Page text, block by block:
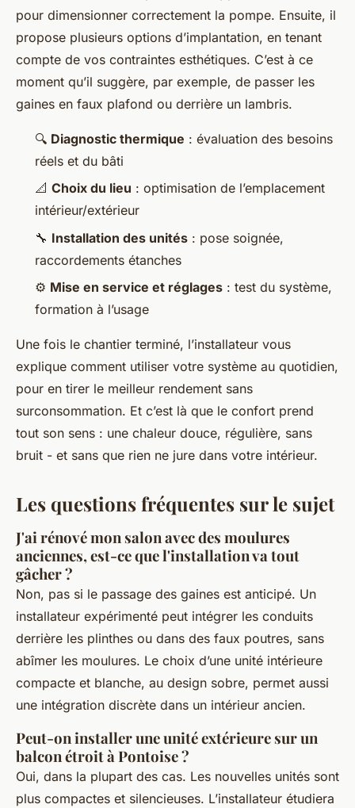
pour dimensionner correctement la pompe. Ensuite, il
propose plusieurs options d’implantation, en tenant
compte de vos contraintes esthétiques. C’est à ce
moment qu’il suggère, par exemple, de passer les
gaines en faux plafond ou derrière un lambris.
🔍 Diagnostic thermique : évaluation des besoins
réels et du bâti
📐 Choix du lieu : optimisation de l’emplacement
intérieur/extérieur
🔧 Installation des unités : pose soignée,
raccordements étanches
⚙️ Mise en service et réglages : test du système,
formation à l’usage
Une fois le chantier terminé, l’installateur vous
explique comment utiliser votre système au quotidien,
pour en tirer le meilleur rendement sans
surconsommation. Et c’est là que le confort prend
tout son sens : une chaleur douce, régulière, sans
bruit - et sans que rien ne jure dans votre intérieur.
Les questions fréquentes sur le sujet
J'ai rénové mon salon avec des moulures
anciennes, est-ce que l'installation va tout
gâcher ?
Non, pas si le passage des gaines est anticipé. Un
installateur expérimenté peut intégrer les conduits
derrière les plinthes ou dans des faux poutres, sans
abîmer les moulures. Le choix d’une unité intérieure
compacte et blanche, au design sobre, permet aussi
une intégration discrète dans un intérieur ancien.
Peut-on installer une unité extérieure sur un
balcon étroit à Pontoise ?
Oui, dans la plupart des cas. Les nouvelles unités sont
plus compactes et silencieuses. L’installateur étudiera